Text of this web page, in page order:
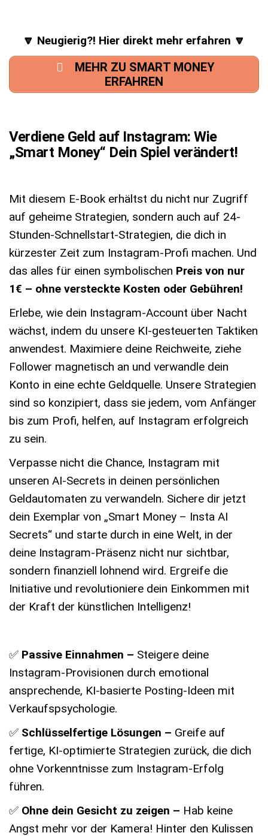
🔽 Neugierig?! Hier direkt mehr erfahren 🔽
MEHR ZU SMART MONEY
ERFAHREN
Verdiene Geld auf Instagram: Wie
„Smart Money“ Dein Spiel verändert!
Mit diesem E-Book erhältst du nicht nur Zugriff
auf geheime Strategien, sondern auch auf 24-
Stunden-Schnellstart-Strategien, die dich in
kürzester Zeit zum Instagram-Profi machen. Und
das alles für einen symbolischen Preis von nur
1€ – ohne versteckte Kosten oder Gebühren!
Erlebe, wie dein Instagram-Account über Nacht
wächst, indem du unsere KI-gesteuerten Taktiken
anwendest. Maximiere deine Reichweite, ziehe
Follower magnetisch an und verwandle dein
Konto in eine echte Geldquelle. Unsere Strategien
sind so konzipiert, dass sie jedem, vom Anfänger
bis zum Profi, helfen, auf Instagram erfolgreich
zu sein.
Verpasse nicht die Chance, Instagram mit
unseren AI-Secrets in deinen persönlichen
Geldautomaten zu verwandeln. Sichere dir jetzt
dein Exemplar von „Smart Money – Insta AI
Secrets“ und starte durch in eine Welt, in der
deine Instagram-Präsenz nicht nur sichtbar,
sondern finanziell lohnend wird. Ergreife die
Initiative und revolutioniere dein Einkommen mit
der Kraft der künstlichen Intelligenz!
✅ Passive Einnahmen – Steigere deine
Instagram-Provisionen durch emotional
ansprechende, KI-basierte Posting-Ideen mit
Verkaufspsychologie.
✅ Schlüsselfertige Lösungen – Greife auf
fertige, KI-optimierte Strategien zurück, die dich
ohne Vorkenntnisse zum Instagram-Erfolg
führen.
✅ Ohne dein Gesicht zu zeigen – Hab keine
Angst mehr vor der Kamera! Hinter den Kulissen